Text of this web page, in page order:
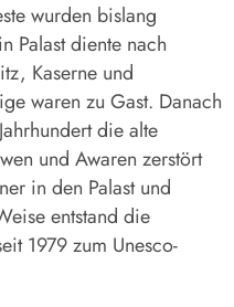
wurden bislang
Palast diente nach
Kaserne und
waren zu Gast. Danach
die alte
und Awaren zerstört
in den Palast und
entstand die
1979 zum Unesco-